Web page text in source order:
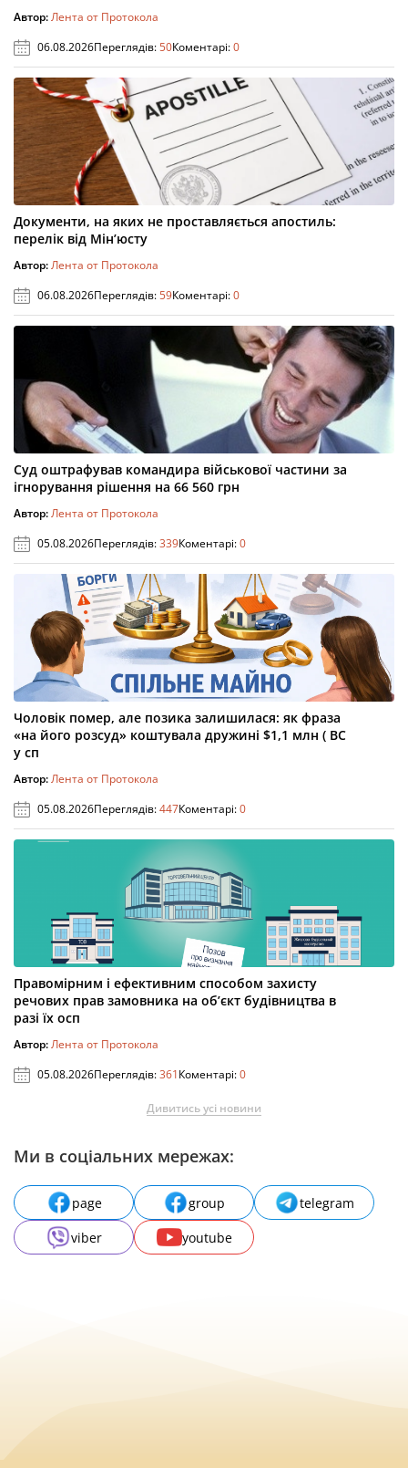
Автор:Лента от Протокола
06.08.2026Переглядів:50Коментарі:0
Документи, на яких не проставляється апостиль:
перелік від Мін’юсту
Автор:Лента от Протокола
06.08.2026Переглядів:59Коментарі:0
Суд оштрафував командира військової частини за
ігнорування рішення на 66 560 грн
Автор:Лента от Протокола
05.08.2026Переглядів:339Коментарі:0
Чоловік помер, але позика залишилася: як фраза
«на його розсуд» коштувала дружині $1,1 млн ( ВС
у сп
Автор:Лента от Протокола
05.08.2026Переглядів:447Коментарі:0
Правомірним і ефективним способом захисту
речових прав замовника на об’єкт будівництва в
разі їх осп
Автор:Лента от Протокола
05.08.2026Переглядів:361Коментарі:0
Дивитись усі новини
Ми в соціальних мережах:
page group
telegram
viber
youtube